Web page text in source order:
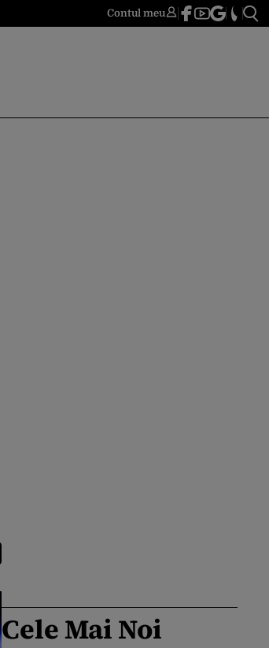
Contul meu
Cele Mai Noi